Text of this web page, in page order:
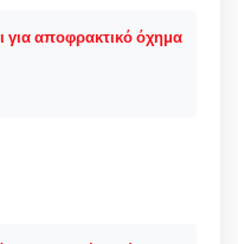
για αποφρακτικό όχημα